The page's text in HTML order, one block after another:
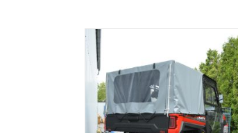
PŘIDAT DO
KOŠÍKU